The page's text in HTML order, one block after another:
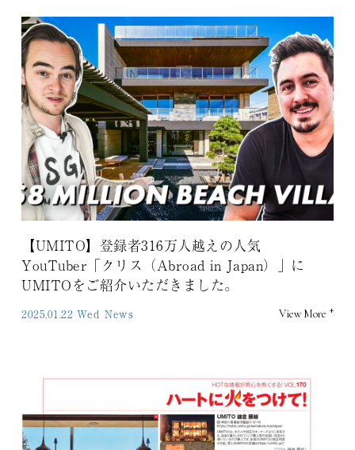
【UMITO】登録者316万人越えの人気
YouTuber「クリス（Abroad in Japan）」に
UMITOをご紹介いただきました。
2025.01.22 Wed News View More +